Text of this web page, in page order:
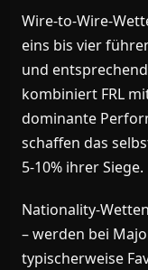
Wire-to-Wire-
eins bis vier
und
kombiniert FRL
dominante
schaffen das
5-10% ihrer Siege.
Nationality-
– werden bei
typischerweise